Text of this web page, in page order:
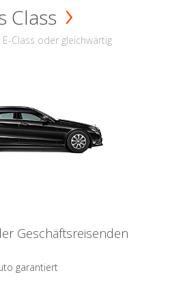
Class
Class oder gleichwärtig
Geschäftsreisenden
garantiert